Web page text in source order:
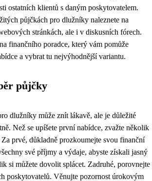
ostatních klientů s daným poskytovatelem.
půjčkách pro dlužníky naleznete na
stránkách, ale i v diskusních fórech.
finančního poradce, který vám pomůže
a vybrat tu nejvýhodnější variantu.
půjčky
dlužníky může znít lákavě, ale je důležité
Než se upíšete první nabídce, zvažte několik
prvé, důkladně prozkoumejte svou finanční
své příjmy a výdaje, abyste získali jasný
si můžete dovolit splácet. Zadruhé, porovnejte
poskytovatelů. Věnujte pozornost úrokovým